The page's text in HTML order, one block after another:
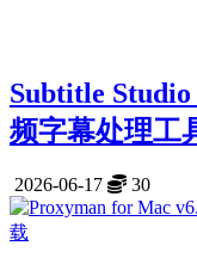
Subtitle
频字幕处理工
2026-06-17 30